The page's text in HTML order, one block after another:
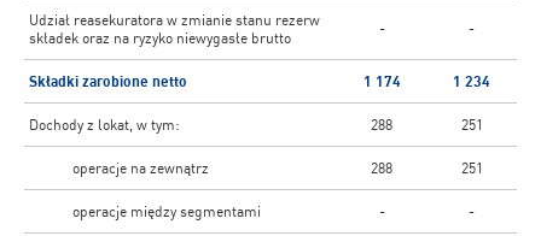
Udział reasekuratora w zmianie stanu rezerw
składek oraz na ryzyko niewygasłe brutto
- -
Składki zarobione netto 1 174 1 234
Dochody z lokat, w tym: 288 251
operacje na zewnątrz 288 251
operacje między segmentami - -